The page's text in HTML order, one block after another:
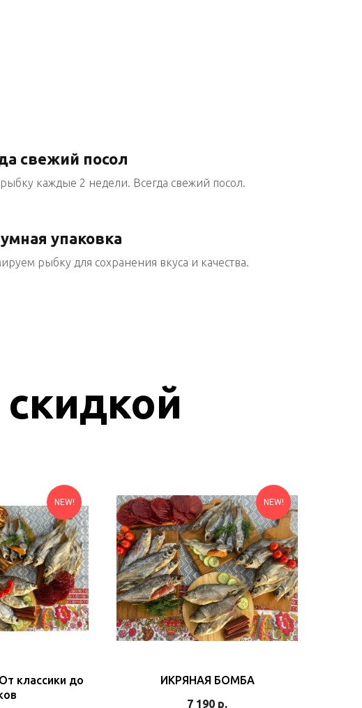
свежий посол
каждые 2 недели. Всегда свежий посол.
упаковка
рыбку для сохранения вкуса и качества.
NEW!
классики до
NEW!
ИКРЯНАЯ БОМБА
7 190 р.